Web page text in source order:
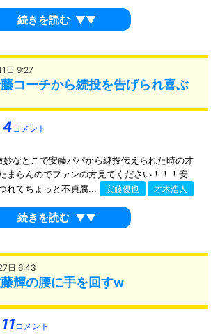
続きを読む ▼▼
日 9:27
コーチから続投を告げられ喜ぶ
4 コメント
なとこで安藤パパから継投伝えられた時の才
まらんのでファンの方見てください！！！安
れてちょっと不貞腐...
安藤優也 才木浩人
続きを読む ▼▼
日 6:43
輝の腰に手を回すw
11コメント